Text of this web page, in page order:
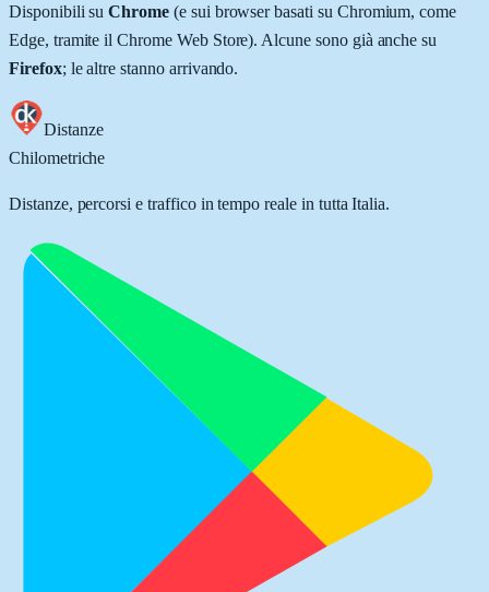
Disponibili suChrome (e sui browser basati su Chromium, come
Edge, tramite il Chrome Web Store). Alcune sono già anche su
Firefox; le altre stanno arrivando.
Distanze
Chilometriche
Distanze, percorsi e traffico in tempo reale in tutta Italia.